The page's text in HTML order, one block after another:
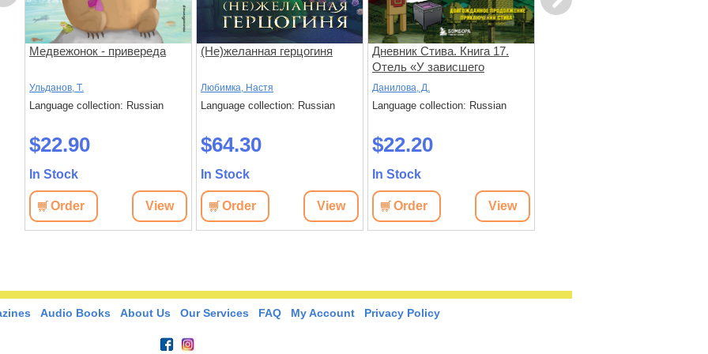
Медвежонок - привереда
Ульданов, Т.
Language collection: Russian
$22.90
In Stock
Order View
(Не)желанная герцогиня
Любимка, Настя
Language collection: Russian
$64.30
In Stock
Order View
Дневник Стива. Книга 17.
Отель «У зависшего
альпиниста»
Данилова, Д.
Language collection: Russian
$22.20
In Stock
Order View
Audio Books About Us Our Services FAQ My Account Privacy Policy